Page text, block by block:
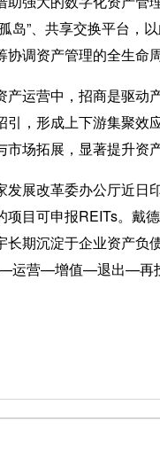
岛”、共享交换平台，
协调资产管理的全生命周
运营中，招商是驱动产
引，形成上下游集聚效
市场拓展，显著提升资
展改革委办公厅近日印
项目可申报REITs。戴
长期沉淀于企业资产负
运营—增值—退出—再